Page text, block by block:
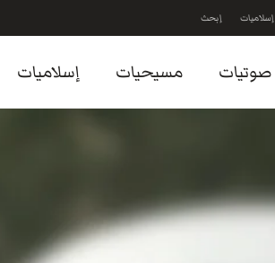
إسلاميات إبحث
صوتيات مسيحيات إسلاميات